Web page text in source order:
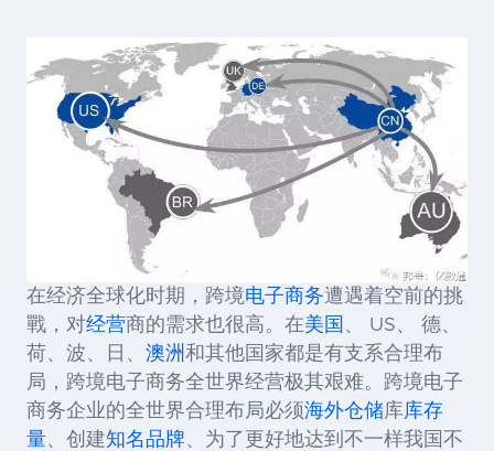
在经济全球化时期，跨境电子商务遭遇着空前的挑
戰，对经营商的需求也很高。在美国 、 US、
德、
荷、波、日、 澳洲和其他国家都是有支系合理布
局，跨境电子商务全世界经营极其艰难。 跨境电子
商务企业的全世界合理布局必须海外仓储库库存
量、创建知名品牌、为了更好地达到不一样我国不